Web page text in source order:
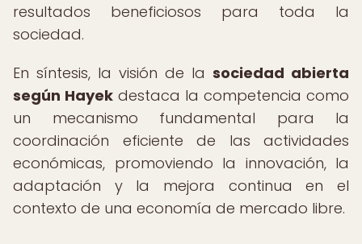
resultados beneficiosos para toda la
sociedad.
En síntesis, la visión de la sociedad abierta
según Hayek destaca la competencia como
un mecanismo fundamental para la
coordinación eficiente de las actividades
económicas, promoviendo la innovación, la
adaptación y la mejora continua en el
contexto de una economía de mercado libre.